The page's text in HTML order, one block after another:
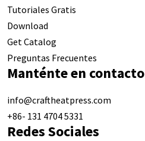
Tutoriales Gratis
Download
Get Catalog
Preguntas Frecuentes
Manténte en contacto
info@craftheatpress.com
+86- 131 4704 5331
Redes Sociales